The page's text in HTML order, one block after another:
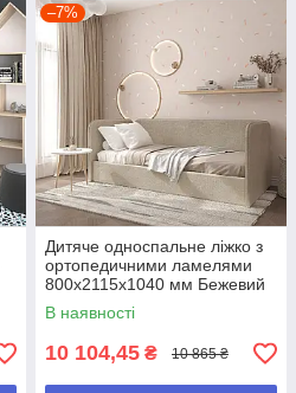
–7%
Дитяче односпальне ліжко з
ортопедичними ламелями
800х2115х1040 мм Бежевий
В наявності
10 104,45 ₴ 10 865 ₴